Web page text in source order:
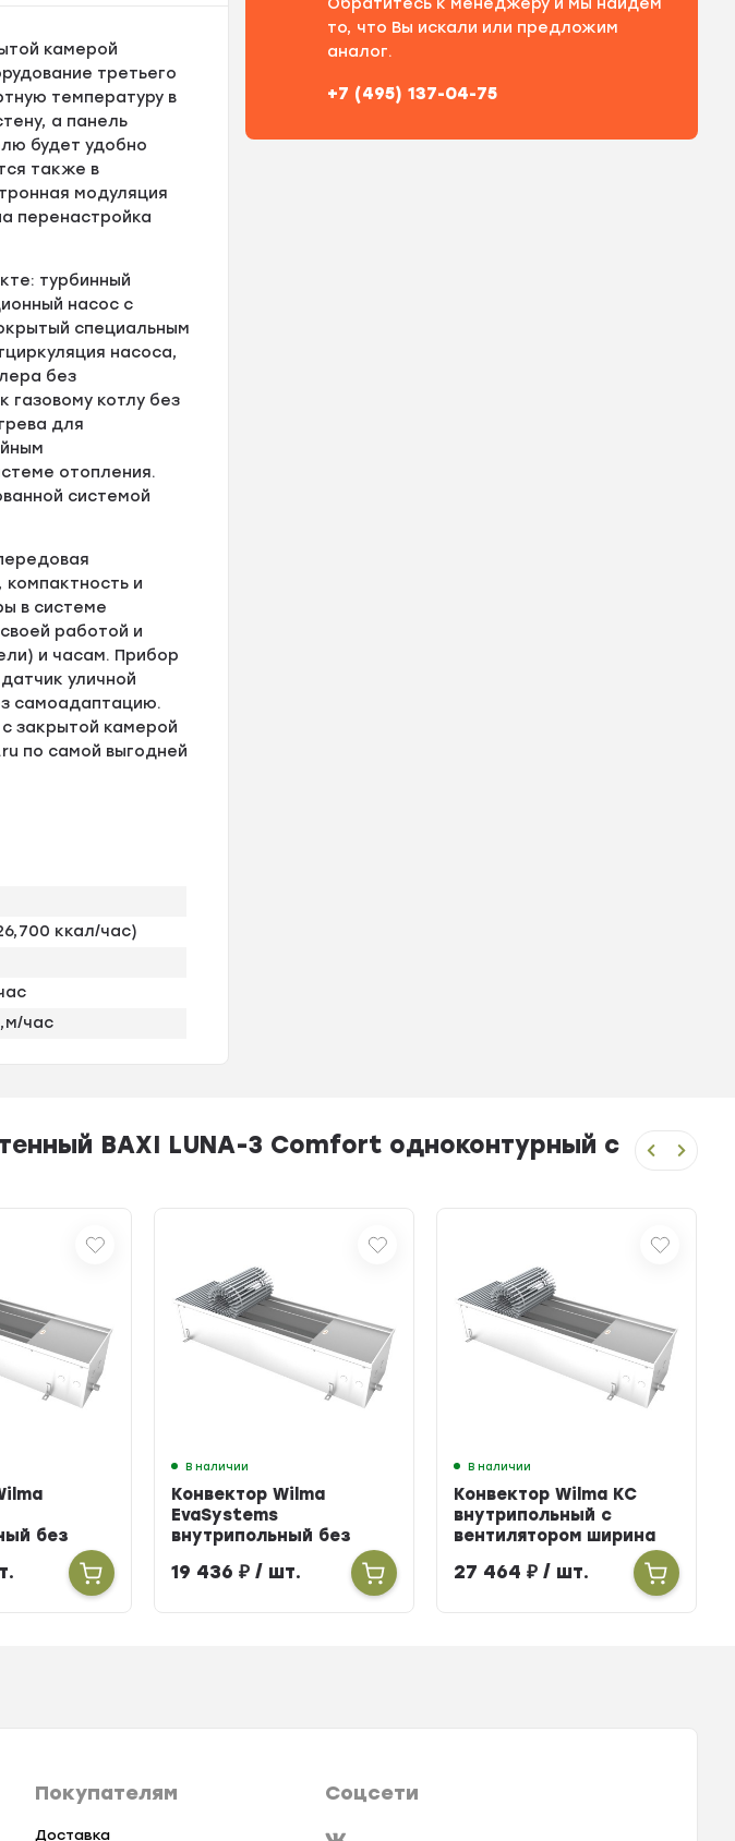
камерой
третьего
температуру в
а панель
будет удобно
также в
модуляция
перенастройка
турбинный
насос с
специальным
насоса,
без
газовому котлу без
для
отопления.
системой
и
в системе
работой и
и часам. Прибор
уличной
самоадаптацию.
с закрытой камерой
по самой выгодней
ккал/час)
час
то, что Вы искали или предложим
аналог.
+7 (495) 137-04-75
BAXI LUNA-3 Comfort одноконтурный с
без
ширина
90мм
В наличии
Конвектор Wilma
EvaSystems
внутрипольный без
вентилятора ширина
258мм высота 160мм
19 436₽ / шт.
В наличии
Конвектор Wilma KC
внутрипольный с
вентилятором ширина
303мм высота 100мм
длина 2700мм
27 464₽ / шт.
Покупателям
Доставка
Соцсети